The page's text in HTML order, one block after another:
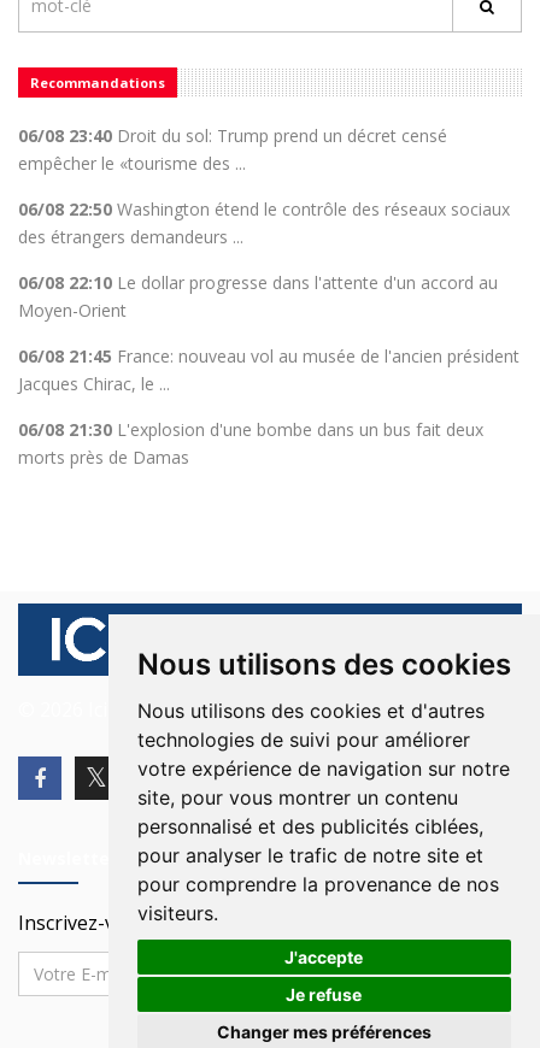
Nous utilisons des cookies
Nous utilisons des cookies et d'autres
technologies de suivi pour améliorer
votre expérience de navigation sur notre
site, pour vous montrer un contenu
personnalisé et des publicités ciblées,
pour analyser le trafic de notre site et
pour comprendre la provenance de nos
visiteurs.
J'accepte
Je refuse
Changer mes préférences
Recommandations
06/08 23:40 Droit du sol: Trump prend un décret censé
empêcher le «tourisme des ...
06/08 22:50 Washington étend le contrôle des réseaux sociaux
des étrangers demandeurs ...
06/08 22:10 Le dollar progresse dans l'attente d'un accord au
Moyen-Orient
06/08 21:45 France: nouveau vol au musée de l'ancien président
Jacques Chirac, le ...
06/08 21:30 L'explosion d'une bombe dans un bus fait deux
morts près de Damas
© 2026 Ici Beyrouth. Tous les droits sont réservés.
Inscrivez-vous à notre Newsletter